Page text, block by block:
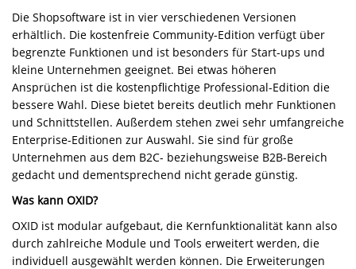
Die Shopsoftware ist in vier verschiedenen Versionen
erhältlich. Die kostenfreie Community-Edition verfügt über
begrenzte Funktionen und ist besonders für Start-ups und
kleine Unternehmen geeignet. Bei etwas höheren
Ansprüchen ist die kostenpflichtige Professional-Edition die
bessere Wahl. Diese bietet bereits deutlich mehr Funktionen
und Schnittstellen. Außerdem stehen zwei sehr umfangreiche
Enterprise-Editionen zur Auswahl. Sie sind für große
Unternehmen aus dem B2C- beziehungsweise B2B-Bereich
gedacht und dementsprechend nicht gerade günstig.
Was kann OXID?
OXID ist modular aufgebaut, die Kernfunktionalität kann also
durch zahlreiche Module und Tools erweitert werden, die
individuell ausgewählt werden können. Die Erweiterungen